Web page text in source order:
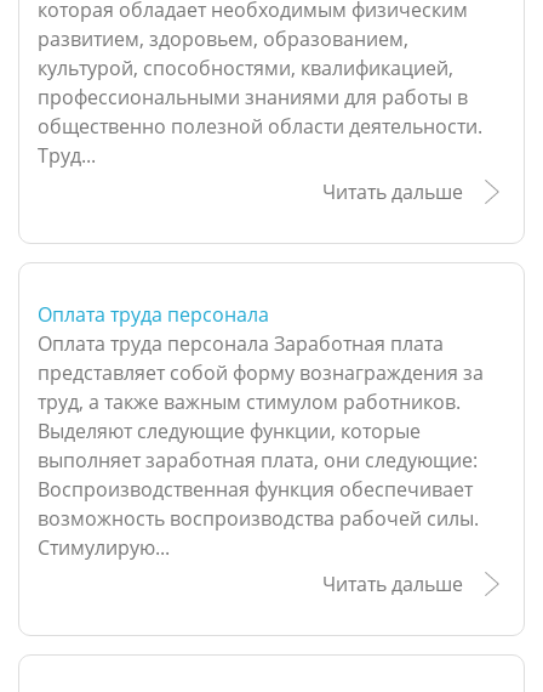
которая обладает необходимым физическим
развитием, здоровьем, образованием,
культурой, способностями, квалификацией,
профессиональными знаниями для работы в
общественно полезной области деятельности.
Труд...
Читать дальше
Оплата труда персонала
Оплата труда персонала Заработная плата
представляет собой форму вознаграждения за
труд, а также важным стимулом работников.
Выделяют следующие функции, которые
выполняет заработная плата, они следующие:
Воспроизводственная функция обеспечивает
возможность воспроизводства рабочей силы.
Стимулирую...
Читать дальше